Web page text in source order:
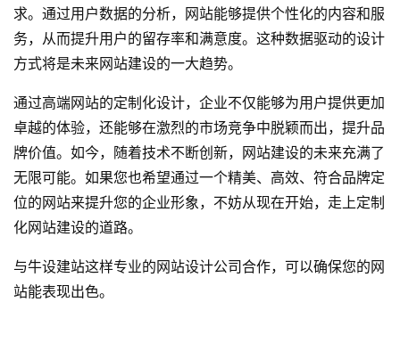
求。通过用户数据的分析，网站能够提供个性化的内容和服
务，从而提升用户的留存率和满意度。这种数据驱动的设计
方式将是未来网站建设的一大趋势。
通过高端网站的定制化设计，企业不仅能够为用户提供更加
卓越的体验，还能够在激烈的市场竞争中脱颖而出，提升品
牌价值。如今，随着技术不断创新，网站建设的未来充满了
无限可能。如果您也希望通过一个精美、高效、符合品牌定
位的网站来提升您的企业形象，不妨从现在开始，走上定制
化网站建设的道路。
与牛设建站这样专业的网站设计公司合作，可以确保您的网
站能表现出色。